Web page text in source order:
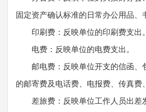
固定资产确认标准的日常办公用品、
印刷费：反映单位的印刷费支出。
电费：反映单位的电费支出。
邮电费：反映单位开支的信函、
的邮寄费及电话费、电报费、传真费
差旅费：反映单位工作人员出差